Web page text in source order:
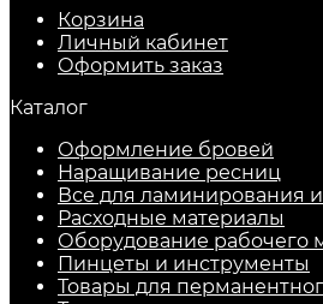
Корзина
Личный кабинет
Оформить заказ
Каталог
Оформление бровей
Наращивание ресниц
Все для ламинирования
Расходные материалы
Оборудование рабочего
Пинцеты и инструменты
Товары для